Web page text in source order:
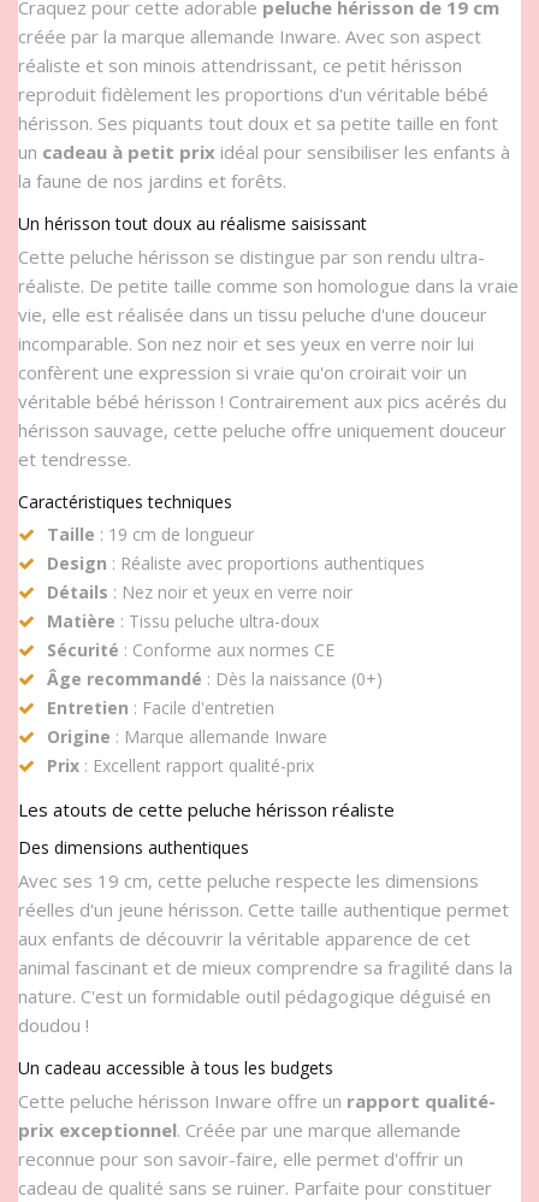
Craquez pour cette adorable peluche hérisson de 19 cm
créée par la marque allemande Inware. Avec son aspect
réaliste et son minois attendrissant, ce petit hérisson
reproduit fidèlement les proportions d'un véritable bébé
hérisson. Ses piquants tout doux et sa petite taille en font
un cadeau à petit prix idéal pour sensibiliser les enfants à
la faune de nos jardins et forêts.
Un hérisson tout doux au réalisme saisissant
Cette peluche hérisson se distingue par son rendu ultra-
réaliste. De petite taille comme son homologue dans la vraie
vie, elle est réalisée dans un tissu peluche d'une douceur
incomparable. Son nez noir et ses yeux en verre noir lui
confèrent une expression si vraie qu'on croirait voir un
véritable bébé hérisson ! Contrairement aux pics acérés du
hérisson sauvage, cette peluche offre uniquement douceur
et tendresse.
Caractéristiques techniques
Taille : 19 cm de longueur
Design : Réaliste avec proportions authentiques
Détails : Nez noir et yeux en verre noir
Matière : Tissu peluche ultra-doux
Sécurité : Conforme aux normes CE
Âge recommandé : Dès la naissance (0+)
Entretien : Facile d'entretien
Origine : Marque allemande Inware
Prix : Excellent rapport qualité-prix
Les atouts de cette peluche hérisson réaliste
Des dimensions authentiques
Avec ses 19 cm, cette peluche respecte les dimensions
réelles d'un jeune hérisson. Cette taille authentique permet
aux enfants de découvrir la véritable apparence de cet
animal fascinant et de mieux comprendre sa fragilité dans la
nature. C'est un formidable outil pédagogique déguisé en
doudou !
Un cadeau accessible à tous les budgets
Cette peluche hérisson Inware offre un rapport qualité-
prix exceptionnel. Créée par une marque allemande
reconnue pour son savoir-faire, elle permet d'offrir un
cadeau de qualité sans se ruiner. Parfaite pour constituer